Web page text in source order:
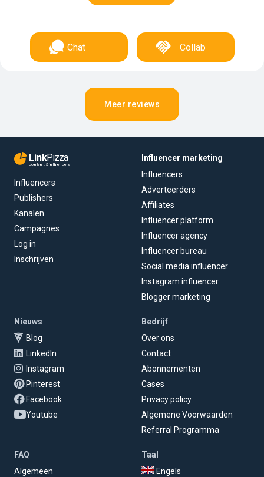
Chat Collab
Meer reviews
LinkPizza
content & influencers
Influencers
Publishers
Kanalen
Campagnes
Log in
Inschrijven
Influencer marketing
Influencers
Adverteerders
Affiliates
Influencer platform
Influencer agency
Influencer bureau
Social media influencer
Instagram influencer
Blogger marketing
Nieuws
Blog
LinkedIn
Instagram
Pinterest
Facebook
Youtube
Bedrijf
Over ons
Contact
Abonnementen
Cases
Privacy policy
Algemene Voorwaarden
Referral Programma
FAQ
Algemeen
Taal
Engels